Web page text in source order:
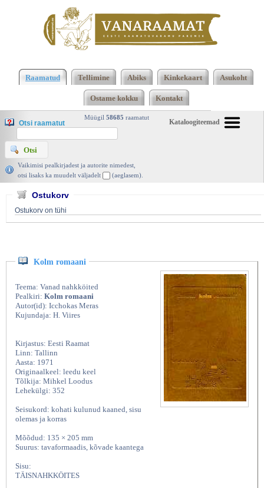
romaani, Icchokas Meras, Eesti Raamat 1971 |
vanaraamat. ee
Raamatud Tellimine Abiks Kinkekaart Asukoht
Ostame kokku Kontakt
Kataloogiteemad
Müügil 58685 raamatut
Otsi raamatut
Vaikimisi pealkirjadest ja autorite nimedest,
otsi lisaks ka muudelt väljadelt
(aeglasem).
Ostukorv
Ostukorv on tühi
Kolm romaani
Teema: Vanad nahkköited
Pealkiri: Kolm romaani
Autor(id): Icchokas Meras
Kujundaja: H. Viires
Kirjastus: Eesti Raamat
Linn: Tallinn
Aasta: 1971
Originaalkeel: leedu keel
Tõlkija: Mihkel Loodus
Lehekülgi: 352
Seisukord: kohati kulunud kaaned, sisu
olemas ja korras
Mõõdud: 135 × 205 mm
Suurus: tavaformaadis, kõvade kaantega
Sisu:
TÄISNAHKKÖITES